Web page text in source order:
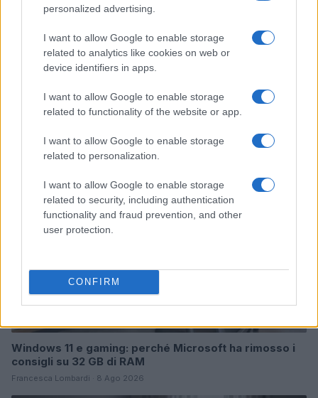
personalized advertising.
I want to allow Google to enable storage
related to analytics like cookies on web or
device identifiers in apps.
I want to allow Google to enable storage
related to functionality of the website or app.
I want to allow Google to enable storage
related to personalization.
I want to allow Google to enable storage
related to security, including authentication
functionality and fraud prevention, and other
user protection.
CONFIRM
Continua a leggere
Windows 11 e gaming: perché Microsoft ha rimosso i
consigli su 32 GB di RAM
Francesca Lombardi · 8 Ago 2026